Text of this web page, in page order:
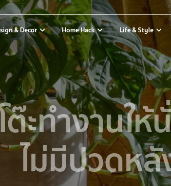
& Decor Home Hack Life & Style
ะทำงานให้
ไม่มีปวดห